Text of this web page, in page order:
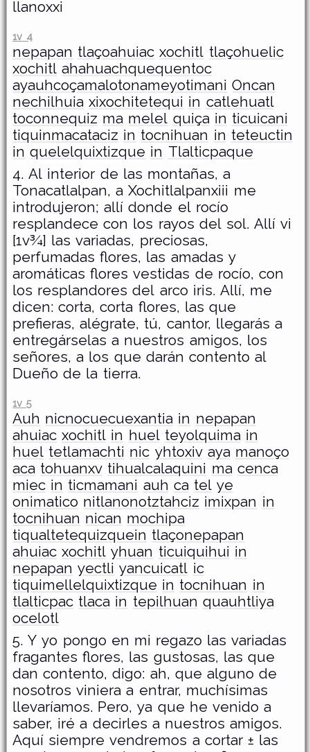
llanoxxi
1v 4
nepapan tlaçoahuiac xochitl tlaçohuelic
xochitl ahahuachquequentoc
ayauhcoçamalotonameyotimani Oncan
nechilhuia xixochitetequi in catlehuatl
toconnequiz ma melel quiça in ticuicani
tiquinmacataciz in tocnihuan in teteuctin
in quelelquixtizque in Tlalticpaque
4. Al interior de las montañas, a
Tonacatlalpan, a Xochitlalpanxiii me
introdujeron; allí donde el rocío
resplandece con los rayos del sol. Allí vi
[1v¾] las variadas, preciosas,
perfumadas flores, las amadas y
aromáticas flores vestidas de rocío, con
los resplandores del arco iris. Allí, me
dicen: corta, corta flores, las que
prefieras, alégrate, tú, cantor, llegarás a
entregárselas a nuestros amigos, los
señores, a los que darán contento al
Dueño de la tierra.
1v 5
Auh nicnocuecuexantia in nepapan
ahuiac xochitl in huel teyolquima in
huel tetlamachti nic yhtoxiv aya manoço
aca tohuanxv tihualcalaquini ma cenca
miec in ticmamani auh ca tel ye
onimatico nitlanonotztahciz imixpan in
tocnihuan nican mochipa
tiqualtetequizquein tlaçonepapan
ahuiac xochitl yhuan ticuiquihui in
nepapan yectli yancuicatl ic
tiquimellelquixtizque in tocnihuan in
tlalticpac tlaca in tepilhuan quauhtliya
ocelotl
5. Y yo pongo en mi regazo las variadas
fragantes flores, las gustosas, las que
dan contento, digo: ah, que alguno de
nosotros viniera a entrar, muchísimas
llevaríamos. Pero, ya que he venido a
saber, iré a decirles a nuestros amigos.
Aquí siempre vendremos a cortar ± las